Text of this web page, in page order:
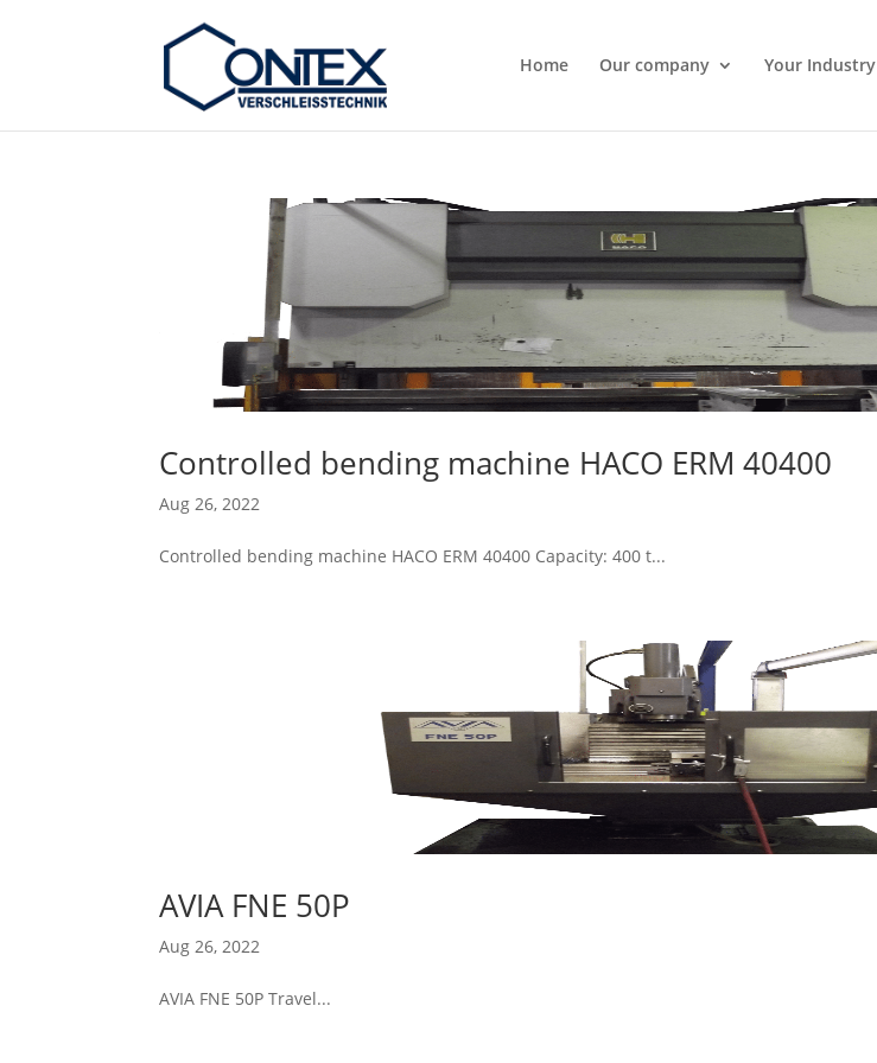
Home Our company Your Industry
Controlled bending machine HACO ERM 40400
Aug 26, 2022
Controlled bending machine HACO ERM 40400 Capacity: 400 t...
AVIA FNE 50P
Aug 26, 2022
AVIA FNE 50P Travel...